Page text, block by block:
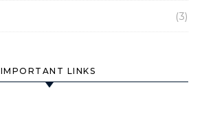
(3)
IMPORTANT LINKS